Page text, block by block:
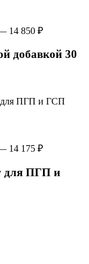
14 850 ₽
добавкой 30
14 175 ₽
для ПГП и